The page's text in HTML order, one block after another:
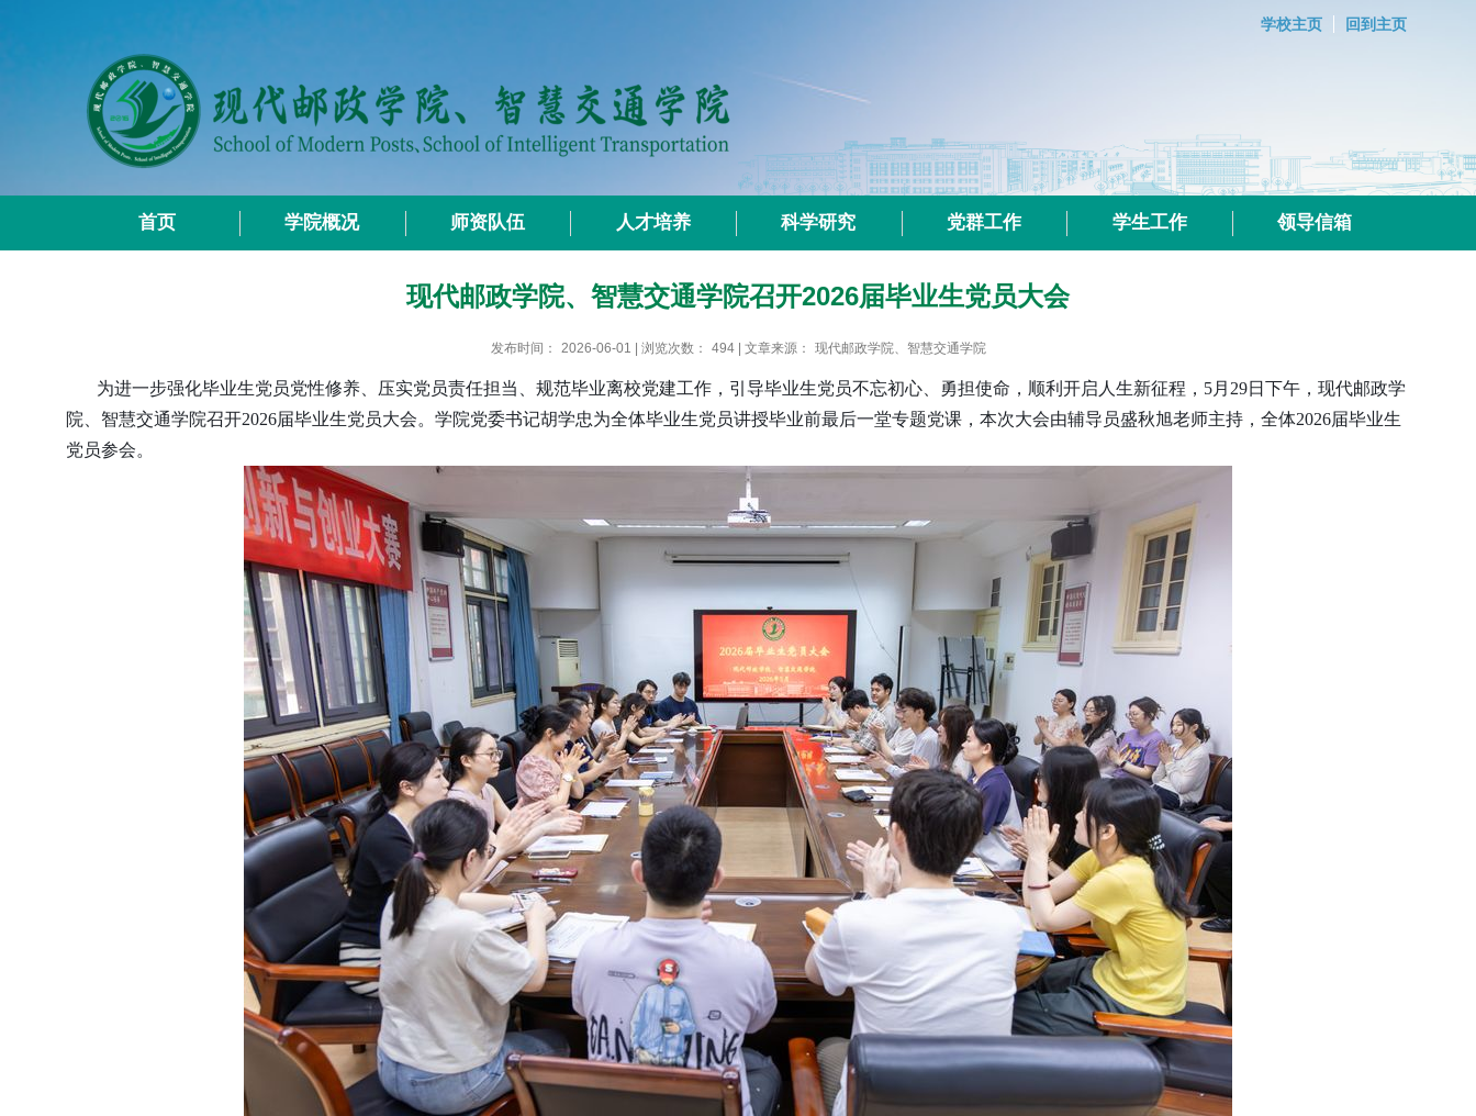
学校主页 回到主页
首页 学院概况 师资队伍 人才培养 科学研究 党群工作 学生工作 领导信箱
现代邮政学院、智慧交通学院召开2026届毕业生党员大会
发布时间： 2026-06-01 | 浏览次数： 494 | 文章来源： 现代邮政学院、智慧交通学院
为进一步强化毕业生党员党性修养、压实党员责任担当、规范毕业离校党建工作，引导毕业生党员不忘初心、勇担使命，顺利开启人生新征程， 5月 29日下午，现代邮政学
院、智慧交通学院召开2026届毕业生党员大会。学院党委书记胡学忠为全体毕业生党员讲授毕业前最后一堂专题党课，本次大会由辅导员盛秋旭老师主持，全体2026届毕业生
党员参会。